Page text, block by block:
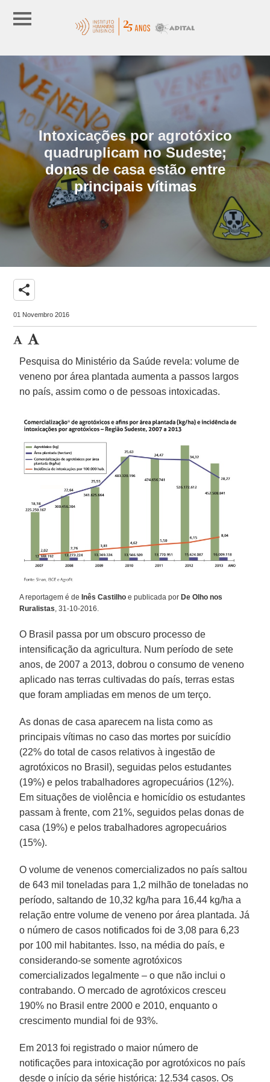
Intoxicações por agrotóxico
quadruplicam no Sudeste;
donas de casa estão entre
principais vítimas
share
01 Novembro 2016
Pesquisa do Ministério da Saúde revela: volume de
veneno por área plantada aumenta a passos largos
no país, assim como o de pessoas intoxicadas.
A reportagem é deInês Castilho e publicada porDe Olho nos
Ruralistas , 31-10-2016.
O Brasil passa por um obscuro processo de
intensificação da agricultura. Num período de sete
anos, de 2007 a 2013, dobrou o consumo de veneno
aplicado nas terras cultivadas do país, terras estas
que foram ampliadas em menos de um terço.
As donas de casa aparecem na lista como as
principais vítimas no caso das mortes por suicídio
(22% do total de casos relativos à ingestão de
agrotóxicos no Brasil), seguidas pelos estudantes
(19%) e pelos trabalhadores agropecuários (12%).
Em situações de violência e homicídio os estudantes
passam à frente, com 21%, seguidos pelas donas de
casa (19%) e pelos trabalhadores agropecuários
(15%).
O volume de venenos comercializados no país saltou
de 643 mil toneladas para 1,2 milhão de toneladas no
período, saltando de 10,32 kg/ha para 16,44 kg/ha a
relação entre volume de veneno por área plantada. Já
o número de casos notificados foi de 3,08 para 6,23
por 100 mil habitantes. Isso, na média do país, e
considerando-se somente agrotóxicos
comercializados legalmente – o que não inclui o
contrabando. O mercado de agrotóxicos cresceu
190% no Brasil entre 2000 e 2010, enquanto o
crescimento mundial foi de 93%.
Em 2013 foi registrado o maior número de
notificações para intoxicação por agrotóxicos no país
desde o início da série histórica: 12.534 casos. Os